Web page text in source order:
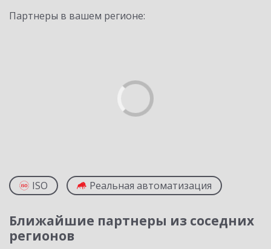
Партнеры в вашем регионе:
ISO Реальная автоматизация
Ближайшие партнеры из соседних
регионов